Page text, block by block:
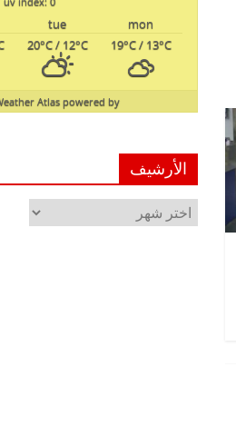
mon
tue
19°C/ 13°C
20°C/ 12°C
powered by
Atlas
الأرشيف
الأرشيف